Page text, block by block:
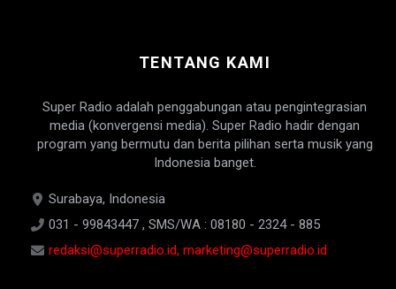
TENTANG KAMI
Super Radio adalah penggabungan atau pengintegrasian
media (konvergensi media). Super Radio hadir dengan
program yang bermutu dan berita pilihan serta musik yang
Indonesia banget.
Surabaya, Indonesia
031 - 99843447 , SMS/WA : 08180 - 2324 - 885
redaksi@superradio.id, marketing@superradio.id